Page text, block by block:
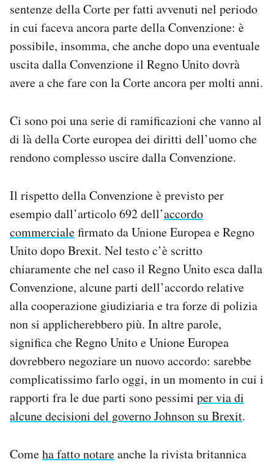
sentenze della Corte per fatti avvenuti nel periodo
in cui faceva ancora parte della Convenzione: è
possibile, insomma, che anche dopo una eventuale
uscita dalla Convenzione il Regno Unito dovrà
avere a che fare con la Corte ancora per molti anni.
Ci sono poi una serie di ramificazioni che vanno al
di là della Corte europea dei diritti dell’uomo che
rendono complesso uscire dalla Convenzione.
Il rispetto della Convenzione è previsto per
esempio dall’articolo 692 dell’accordo
commercialefirmato da Unione Europea e Regno
Unito dopo Brexit. Nel testo c’è scritto
chiaramente che nel caso il Regno Unito esca dalla
Convenzione, alcune parti dell’accordo relative
alla cooperazione giudiziaria e tra forze di polizia
non si applicherebbero più. In altre parole,
significa che Regno Unito e Unione Europea
dovrebbero negoziare un nuovo accordo: sarebbe
complicatissimo farlo oggi, in un momento in cui i
rapporti fra le due parti sono pessimi per via di
alcune decisioni del governo Johnson su Brexit.
Comeha fatto notareanche la rivista britannica